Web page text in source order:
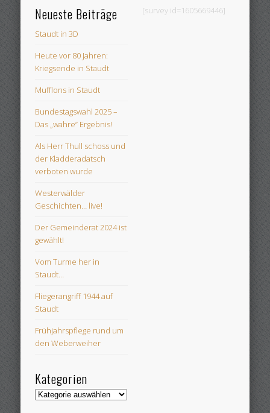
Neueste Beiträge
Staudt in 3D
Heute vor 80 Jahren:
Kriegsende in Staudt
Mufflons in Staudt
Bundestagswahl 2025 –
Das „wahre“ Ergebnis!
Als Herr Thull schoss und
der Kladderadatsch
verboten wurde
Westerwälder
Geschichten… live!
Der Gemeinderat 2024 ist
gewählt!
Vom Turme her in
Staudt…
Fliegerangriff 1944 auf
Staudt
Frühjahrspflege rund um
den Weberweiher
Kategorien
Kategorien
[survey id=1605669446]